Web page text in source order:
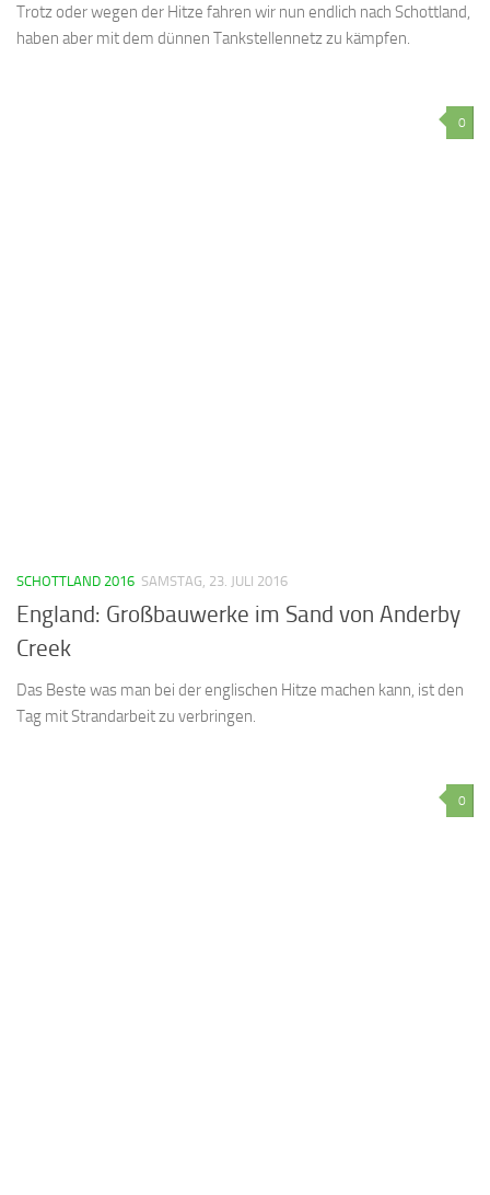
Trotz oder wegen der Hitze fahren wir nun endlich nach Schottland,
haben aber mit dem dünnen Tankstellennetz zu kämpfen.
0
SCHOTTLAND 2016 SAMSTAG, 23. JULI 2016
England: Großbauwerke im Sand von Anderby
Creek
Das Beste was man bei der englischen Hitze machen kann, ist den
Tag mit Strandarbeit zu verbringen.
0